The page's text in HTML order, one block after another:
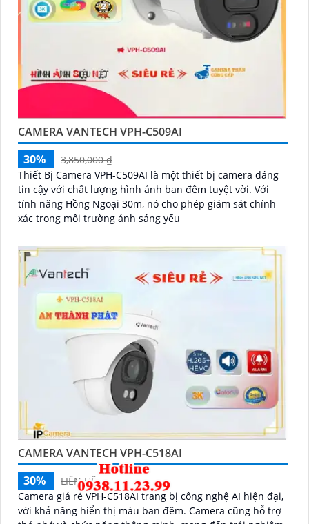
CAMERA VANTECH VPH-C509AI
30%
3,850,000 ₫
Thiết Bị Camera VPH-C509AI là một thiết bị camera đáng
tin cậy với chất lượng hình ảnh ban đêm tuyệt vời. Với
tính năng Hồng Ngoại 30m, nó cho phép giám sát chính
xác trong môi trường ánh sáng yếu
CAMERA VANTECH VPH-C518AI
30%
LIÊN HỆ
Camera giá rẻ VPH-C518AI trang bị công nghệ AI hiện đại,
với khả năng hiển thị màu ban đêm. Camera cũng hỗ trợ